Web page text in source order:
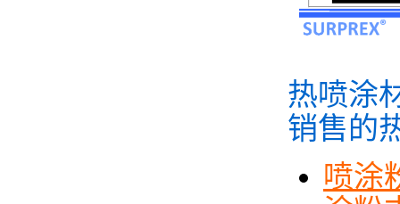
热喷涂
销售的
喷涂